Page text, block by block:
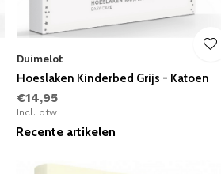
Duimelot
Hoeslaken Kinderbed Grijs - Katoen
€14,95
Incl. btw
Recente artikelen